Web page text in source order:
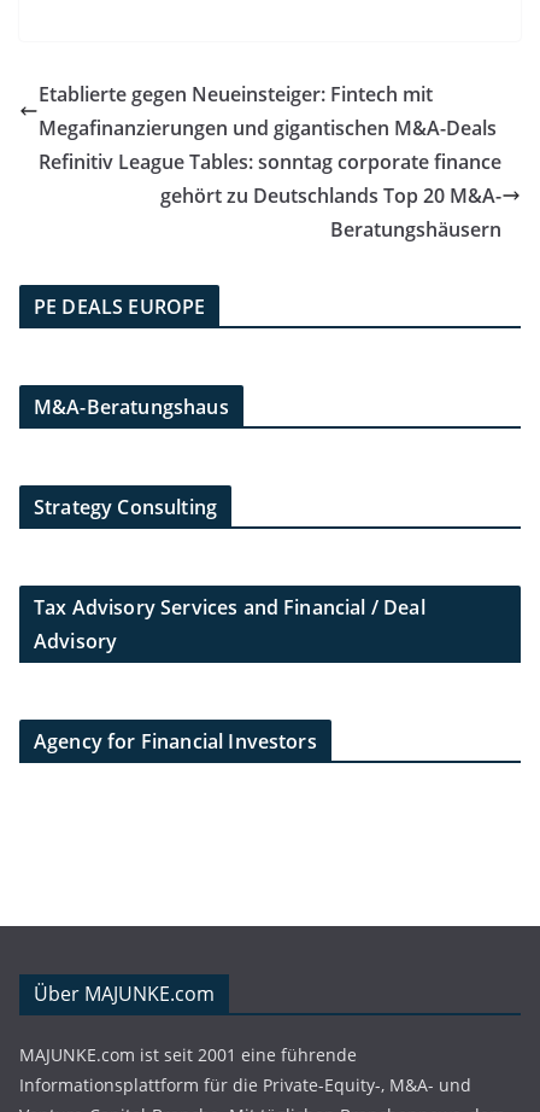
Etablierte gegen Neueinsteiger: Fintech mit
Megafinanzierungen und gigantischen M&A-Deals
Refinitiv League Tables: sonntag corporate finance
gehört zu Deutschlands Top 20 M&A-
Beratungshäusern
PE DEALS EUROPE
M&A-Beratungshaus
Strategy Consulting
Tax Advisory Services and Financial / Deal
Advisory
Agency for Financial Investors
Über MAJUNKE.com
MAJUNKE.com ist seit 2001 eine führende
Informationsplattform für die Private-Equity-, M&A- und